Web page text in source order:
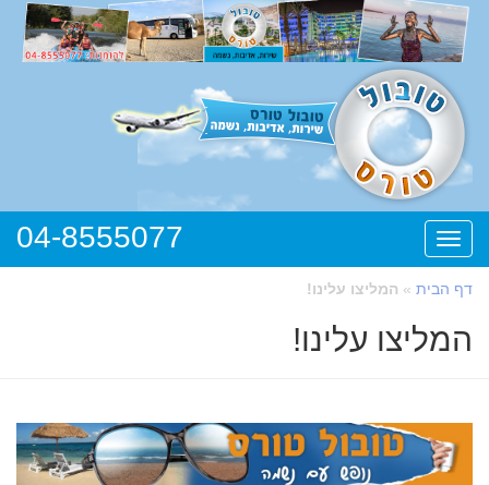
תפריט 04-8555077
דף הבית » המליצו עלינו!
המליצו עלינו!